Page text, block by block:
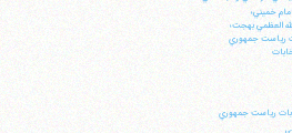
خميني؛
العظمي بهجت؛
رياست جمهوري
رياست جمهوري